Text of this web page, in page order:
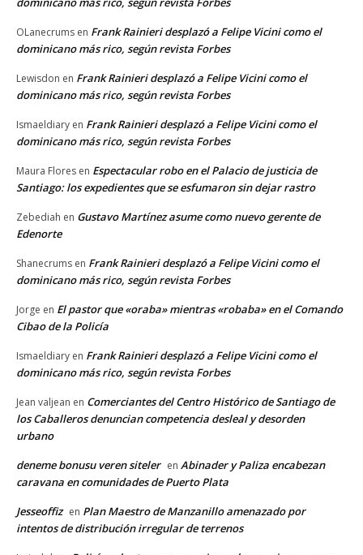
OLanecrums en Frank Rainieri desplazó a Felipe Vicini como el
dominicano más rico, según revista Forbes
Lewisdon en Frank Rainieri desplazó a Felipe Vicini como el
dominicano más rico, según revista Forbes
Ismaeldiary en Frank Rainieri desplazó a Felipe Vicini como el
dominicano más rico, según revista Forbes
Maura Flores en Espectacular robo en el Palacio de justicia de
Santiago: los expedientes que se esfumaron sin dejar rastro
Zebediah en Gustavo Martínez asume como nuevo gerente de
Edenorte
Shanecrums en Frank Rainieri desplazó a Felipe Vicini como el
dominicano más rico, según revista Forbes
Jorge en El pastor que «oraba» mientras «robaba» en el Comando
Cibao de la Policía
Ismaeldiary en Frank Rainieri desplazó a Felipe Vicini como el
dominicano más rico, según revista Forbes
Jean valjean en Comerciantes del Centro Histórico de Santiago de
los Caballeros denuncian competencia desleal y desorden
urbano
deneme bonusu veren siteler en Abinader y Paliza encabezan
caravana en comunidades de Puerto Plata
Jesseoffiz en Plan Maestro de Manzanillo amenazado por
intentos de distribución irregular de terrenos